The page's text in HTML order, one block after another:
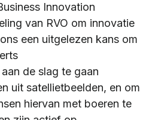
Innovation
van RVO om innovatie
een uitgelezen kans om
de slag te gaan
uit satellietbeelden, en om
hiervan met boeren te